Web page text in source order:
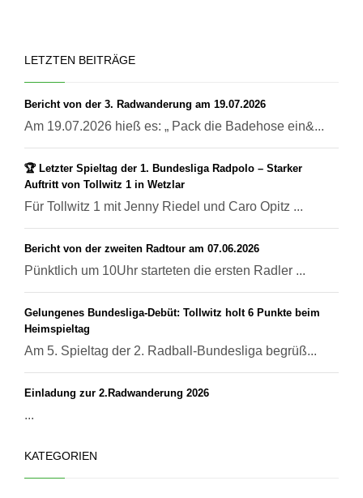
LETZTEN BEITRÄGE
Bericht von der 3. Radwanderung am 19.07.2026
Am 19.07.2026 hieß es: „ Pack die Badehose ein&...
🏆 Letzter Spieltag der 1. Bundesliga Radpolo – Starker
Auftritt von Tollwitz 1 in Wetzlar
Für Tollwitz 1 mit Jenny Riedel und Caro Opitz ...
Bericht von der zweiten Radtour am 07.06.2026
Pünktlich um 10Uhr starteten die ersten Radler ...
Gelungenes Bundesliga-Debüt: Tollwitz holt 6 Punkte beim
Heimspieltag
Am 5. Spieltag der 2. Radball-Bundesliga begrüß...
Einladung zur 2.Radwanderung 2026
...
KATEGORIEN